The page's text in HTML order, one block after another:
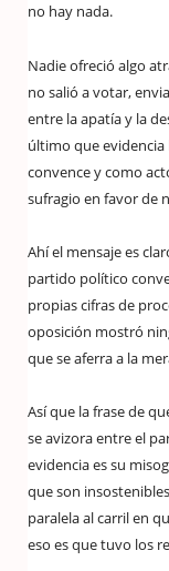
no hay nada.
Nadie ofreció algo
no salió a votar,
entre la apatía y la
último que
convence y como
sufragio en favor de
Ahí el mensaje es
partido político
propias cifras de
oposición mostró
que se aferra a la
Así que la frase de
se avizora entre el
evidencia es su
que son
paralela al carril en
eso es que tuvo los